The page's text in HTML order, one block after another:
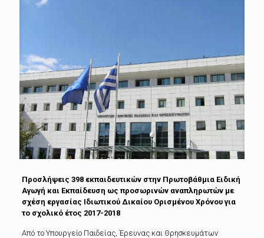
Προσλήψεις 398 εκπαιδευτικών στην Πρωτοβάθμια Ειδική
Αγωγή και Εκπαίδευση ως προσωρινών αναπληρωτών με
σχέση εργασίας Ιδιωτικού Δικαίου Ορισμένου Χρόνου για
το σχολικό έτος 2017-2018
Από το Υπουργείο Παιδείας, Έρευνας και Θρησκευμάτων